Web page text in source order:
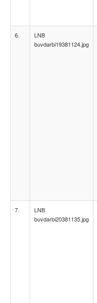
6.
LNB
buvdarbi19381124.jpg
7.
LNB
buvdarbi20381135.jpg